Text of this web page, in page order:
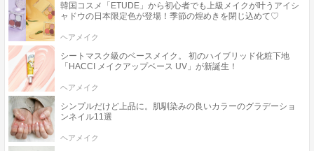
韓国コスメ「ETUDE」から初心者でも上級メイクが叶うアイシ
ャドウの日本限定色が登場！季節の煌めきを閉じ込めて♡
ヘアメイク
シートマスク級のベースメイク。 初のハイブリッド化粧下地
「HACCI メイクアップベース UV」が新誕生！
ヘアメイク
シンプルだけど上品に。肌馴染みの良いカラーのグラデーショ
ンネイル11選
ヘアメイク